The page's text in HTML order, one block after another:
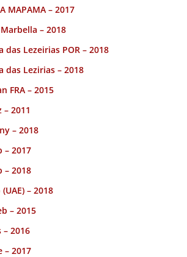
MAPAMA – 2017
– 2018
das Lezeirias POR – 2018
das Lezirias – 2018
FRA – 2015
– 2011
– 2018
– 2017
– 2018
– 2018
– 2015
– 2016
– 2017